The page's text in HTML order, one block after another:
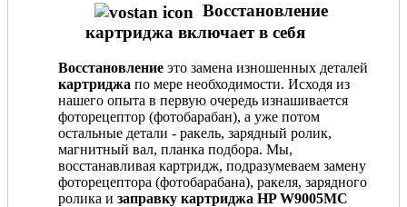
Восстановление
картриджа включает в себя
Восстановление это замена изношенных деталей
картриджа по мере необходимости. Исходя из
нашего опыта в первую очередь изнашивается
фоторецептор (фотобарабан), а уже потом
остальные детали - ракель, зарядный ролик,
магнитный вал, планка подбора. Мы,
восстанавливая картридж, подразумеваем замену
фоторецептора (фотобарабана), ракеля, зарядного
ролика и заправку картриджа HP W9005MC